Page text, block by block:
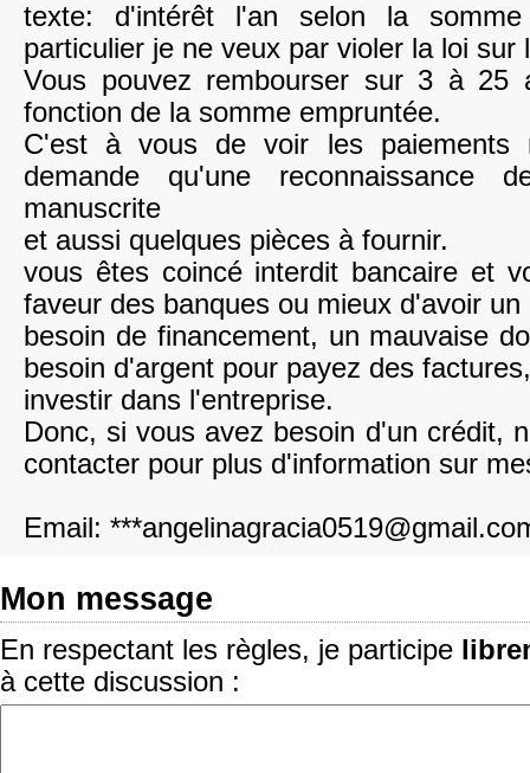
texte: d'intérêt l'an selon la
particulier je ne veux par violer la loi sur
Vous pouvez rembourser sur 3 à 25
fonction de la somme empruntée.
C'est à vous de voir les paiements
demande qu'une reconnaissance
manuscrite
et aussi quelques pièces à fournir.
vous êtes coincé interdit bancaire et
faveur des banques ou mieux d'avoir un
besoin de financement, un mauvaise
besoin d'argent pour payez des
investir dans l'entreprise.
Donc, si vous avez besoin d'un crédit,
contacter pour plus d'information sur
Email:
Mon message
En respectant les règles, je participe
à cette discussion :